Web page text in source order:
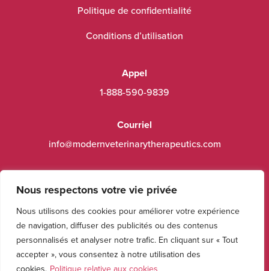
Nous respectons votre vie privée
Nous utilisons des cookies pour améliorer votre expérience
de navigation, diffuser des publicités ou des contenus
personnalisés et analyser notre trafic. En cliquant sur « Tout
accepter », vous consentez à notre utilisation des
Politique de confidentialité
Conditions d’utilisation
Appel
1-888-590-9839
Courriel
info@modernveterinarytherapeutics.com
Suivez-nous
Ressources
Étiquettes de produits